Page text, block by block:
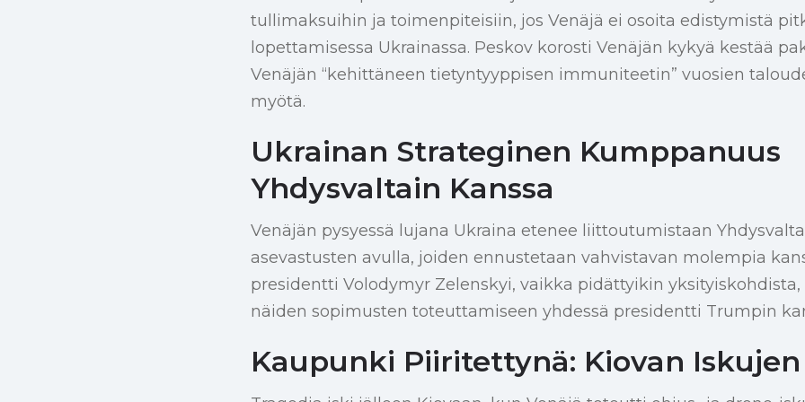
tullimaksuihin ja toimenpiteisiin, jos Venäjä ei osoita edistymistä
lopettamisessa Ukrainassa. Peskov korosti Venäjän kykyä kestää
Venäjän “kehittäneen tietyntyyppisen immuniteetin” vuosien
myötä.
Ukrainan Strateginen Kumppanuus
Yhdysvaltain Kanssa
Venäjän pysyessä lujana Ukraina etenee liittoutumistaan
asevastusten avulla, joiden ennustetaan vahvistavan molempia
presidentti Volodymyr Zelenskyi, vaikka pidättyikin
näiden sopimusten toteuttamiseen yhdessä presidentti Trumpin
Kaupunki Piiritettynä: Kiovan